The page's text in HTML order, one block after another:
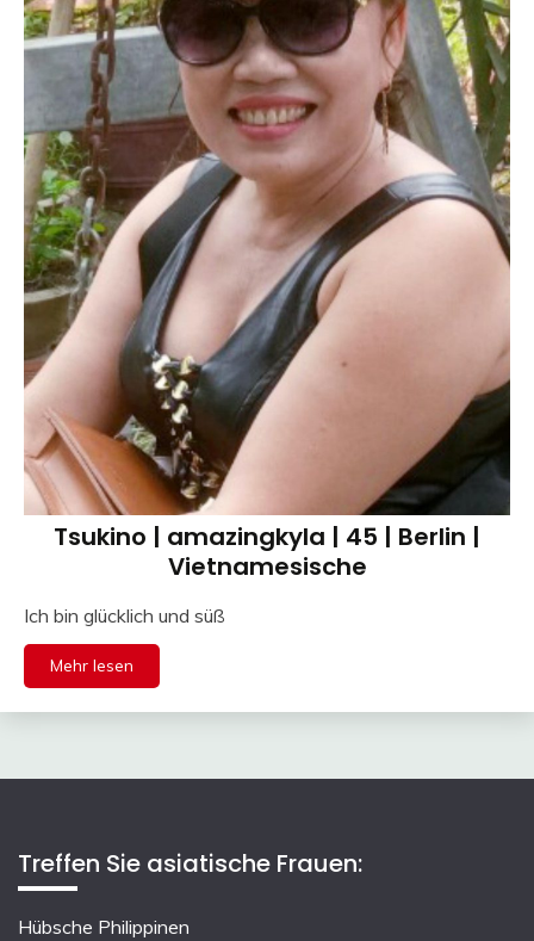
Tsukino | amazingkyla | 45 | Berlin |
Vietnamesische
Ich bin glücklich und süß
Mehr lesen
Treffen Sie asiatische Frauen:
Hübsche Philippinen